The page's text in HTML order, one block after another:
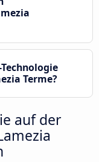
Terme?
auf der